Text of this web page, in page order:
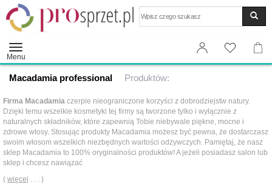
Menu
Macadamia professional Produktów:
Firma Macadamia czerpie nieograniczone korzyści z dobrodziejstw natury.
Dzięki temu wszelkie kosmetyki tej firmy są tworzone tylko i wyłącznie z
naturalnych składników, które zapewnią Tobie niebywale piękne, mocne i
zdrowe włosy. Stosując produkty Macadamia możesz być pewna, że dostarczasz
swoim włosom wszelkich niezbędnych wartości odżywczych. Pamiętaj, że nasz
sklep Macadamia to 100% oryginalności produktów! A jeżeli posiadasz salon lub
sklep i chcesz nawiązać
( więcej . . . )